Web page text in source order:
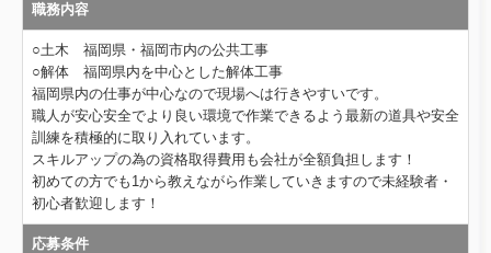
職務内容
○土木 福岡県・福岡市内の公共工事
○解体 福岡県内を中心とした解体工事
福岡県内の仕事が中心なので現場へは行きやすいです。
職人が安心安全でより良い環境で作業できるよう最新の道具や安全
訓練を積極的に取り入れています。
スキルアップの為の資格取得費用も会社が全額負担します！
初めての方でも1から教えながら作業していきますので未経験者・
初心者歓迎します！
応募条件